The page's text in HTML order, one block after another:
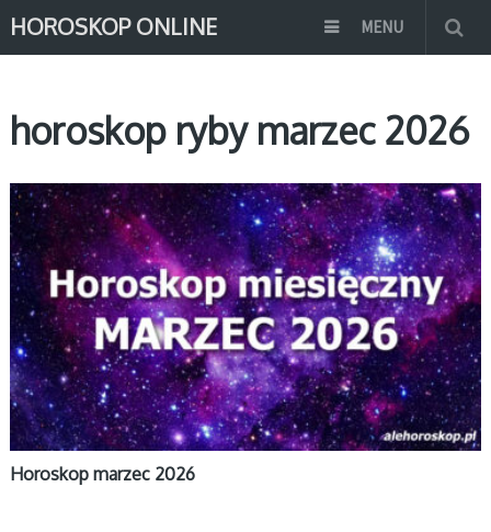
HOROSKOP ONLINE MENU
horoskop ryby marzec 2026
MIESIĘCZNY
Horoskop marzec 2026